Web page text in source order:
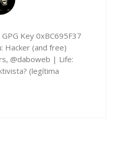
Key 0xBC695F37
Hacker (and free)
@daboweb | Life:
(legítima